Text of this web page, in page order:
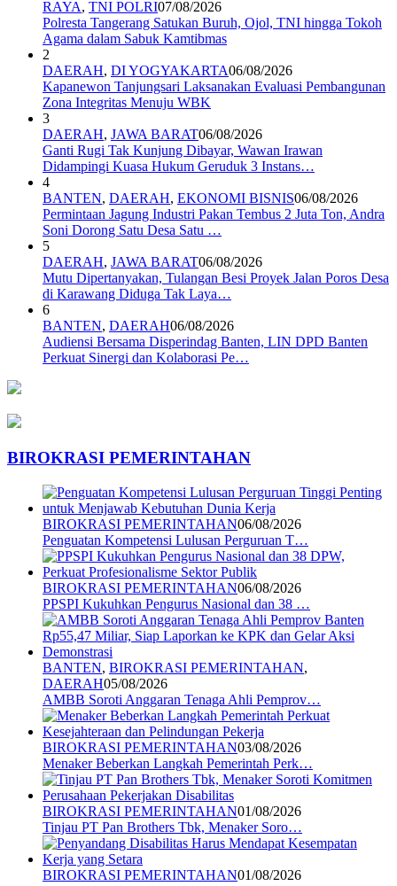
RAYA, TNI POLRI07/08/2026
Polresta Tangerang Satukan Buruh, Ojol, TNI hingga Tokoh
Agama dalam Sabuk Kamtibmas
2
DAERAH, DI YOGYAKARTA06/08/2026
Kapanewon Tanjungsari Laksanakan Evaluasi Pembangunan
Zona Integritas Menuju WBK
3
DAERAH, JAWA BARAT06/08/2026
Ganti Rugi Tak Kunjung Dibayar, Wawan Irawan
Didampingi Kuasa Hukum Geruduk 3 Instans…
4
BANTEN, DAERAH, EKONOMI BISNIS06/08/2026
Permintaan Jagung Industri Pakan Tembus 2 Juta Ton, Andra
Soni Dorong Satu Desa Satu …
5
DAERAH, JAWA BARAT06/08/2026
Mutu Dipertanyakan, Tulangan Besi Proyek Jalan Poros Desa
di Karawang Diduga Tak Laya…
6
BANTEN, DAERAH06/08/2026
Audiensi Bersama Disperindag Banten, LIN DPD Banten
Perkuat Sinergi dan Kolaborasi Pe…
BIROKRASI PEMERINTAHAN
BIROKRASI PEMERINTAHAN06/08/2026
Penguatan Kompetensi Lulusan Perguruan T…
BIROKRASI PEMERINTAHAN06/08/2026
PPSPI Kukuhkan Pengurus Nasional dan 38 …
BANTEN, BIROKRASI PEMERINTAHAN,
DAERAH05/08/2026
AMBB Soroti Anggaran Tenaga Ahli Pemprov…
BIROKRASI PEMERINTAHAN03/08/2026
Menaker Beberkan Langkah Pemerintah Perk…
BIROKRASI PEMERINTAHAN01/08/2026
Tinjau PT Pan Brothers Tbk, Menaker Soro…
BIROKRASI PEMERINTAHAN01/08/2026